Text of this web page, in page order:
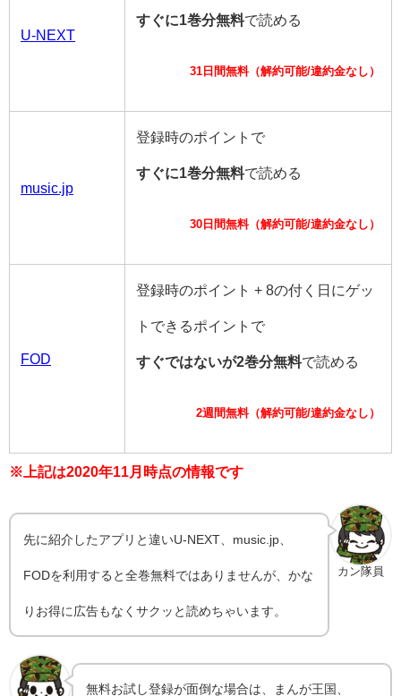
U-NEXT
すぐに1巻分無料で読める
31日間無料（解約可能/違約金なし）
music.jp
登録時のポイントで
すぐに1巻分無料で読める
30日間無料（解約可能/違約金なし）
FOD
登録時のポイント + 8の付く日にゲッ
トできるポイントで
すぐではないが2巻分無料で読める
2週間無料（解約可能/違約金なし）
※上記は2020年11月時点の情報です
カン隊員
先に紹介したアプリと違いU-NEXT、music.jp、
FODを利用すると全巻無料ではありませんが、かな
りお得に広告もなくサクッと読めちゃいます。
無料お試し登録が面倒な場合は、まんが王国、